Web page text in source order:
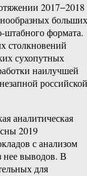
2017−2018
больших
штабного формата.
столкновений
сухопутных
наилучшей
российской
аналитическая
2019
с анализом
выводов. В
для